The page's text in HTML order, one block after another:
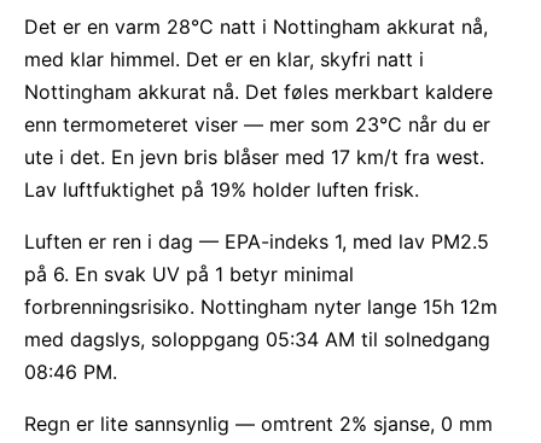
Det er en varm 28°C natt i Nottingham akkurat nå,
med klar himmel. Det er en klar, skyfri natt i
Nottingham akkurat nå. Det føles merkbart kaldere
enn termometeret viser — mer som 23°C når du er
ute i det. En jevn bris blåser med 17 km/t fra west.
Lav luftfuktighet på 19% holder luften frisk.
Luften er ren i dag — EPA-indeks 1, med lav PM2.5
på 6. En svak UV på 1 betyr minimal
forbrenningsrisiko. Nottingham nyter lange 15h 12m
med dagslys, soloppgang 05:34 AM til solnedgang
08:46 PM.
Regn er lite sannsynlig — omtrent 2% sjanse, 0 mm